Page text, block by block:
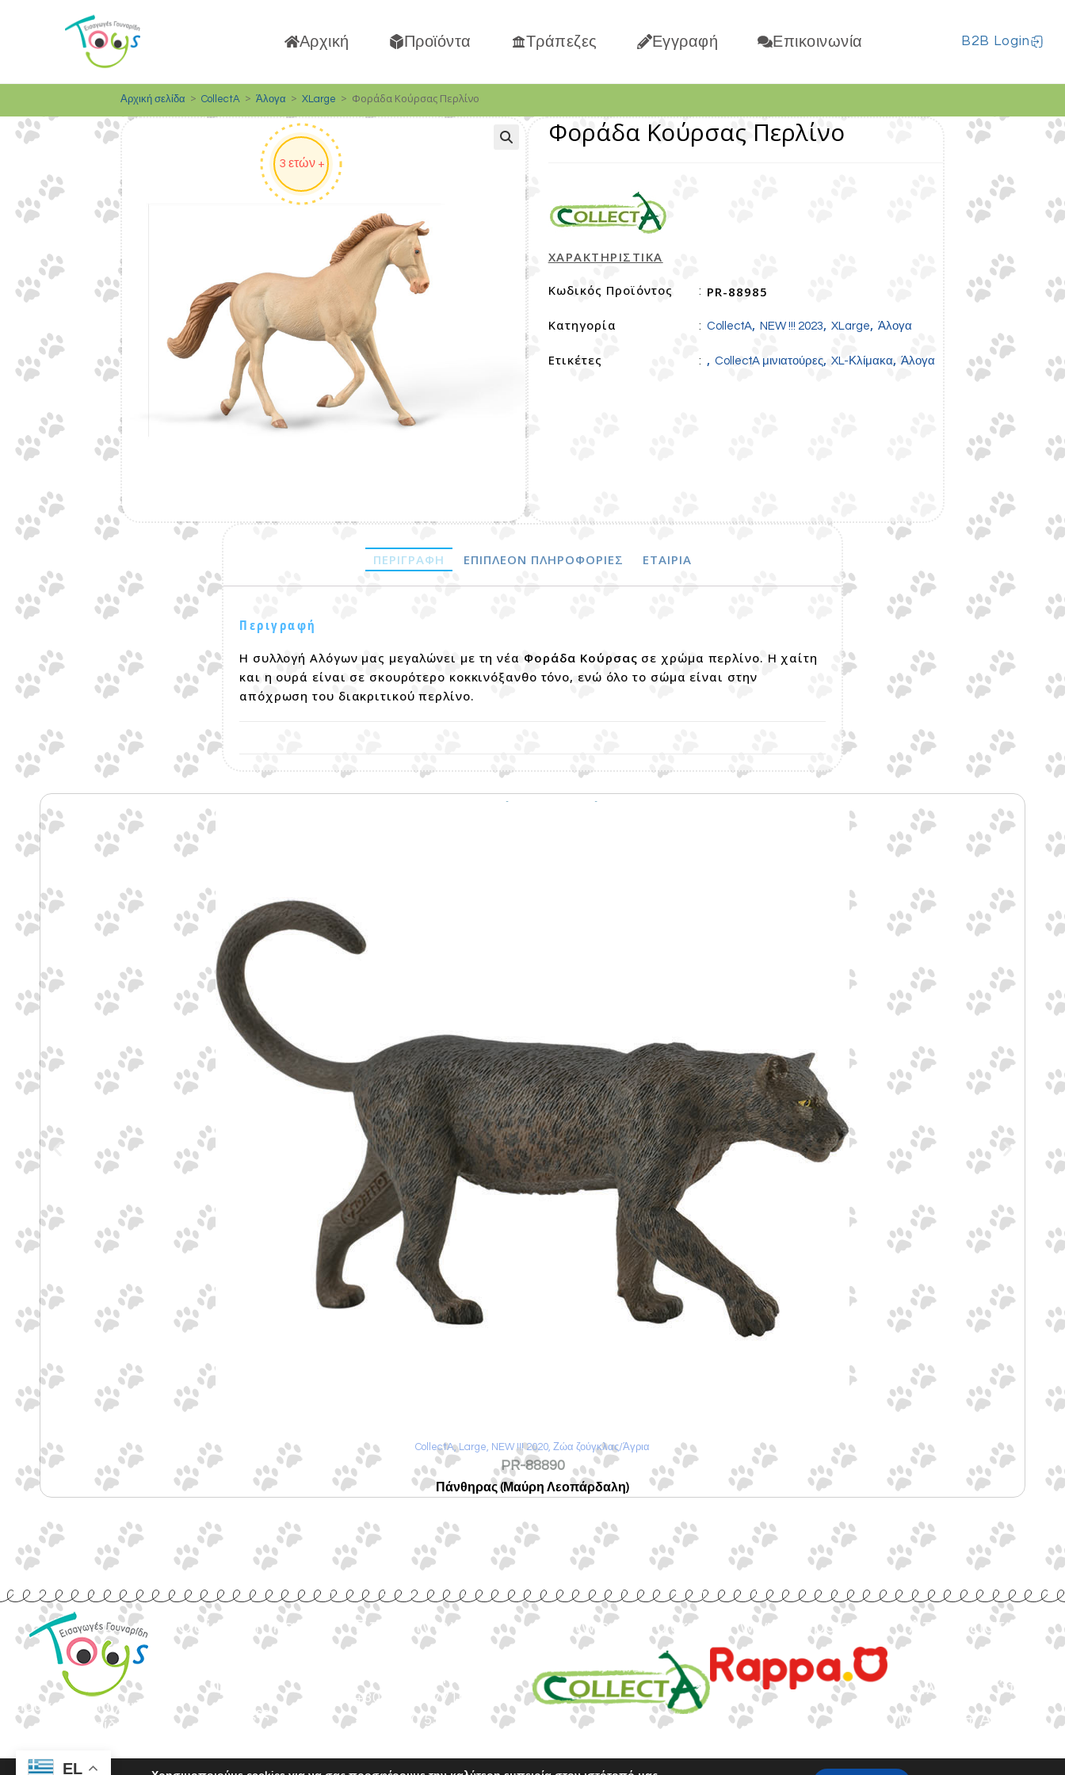
Αρχική Προϊόντα Τράπεζες Εγγραφή Επικοινωνία B2B Login
Αρχική σελίδα > CollectA > Άλογα > XLarge > Φοράδα Κούρσας Περλίνο
3 ετών +
Φοράδα Κούρσας Περλίνο
ΧΑΡΑΚΤΗΡΙΣΤΙΚΑ
Κωδικός Προϊόντος : PR-88985
Κατηγορία : CollectA, NEW !!! 2023, XLarge, Άλογα
Ετικέτες : , CollectA μινιατούρες, XL-Κλίμακα, Άλογα
ΠΕΡΙΓΡΑΦΉ ΕΠΙΠΛΈΟΝ ΠΛΗΡΟΦΟΡΊΕΣ ΕΤΑΙΡΊΑ
Περιγραφή
Η συλλογή Αλόγων μας μεγαλώνει με τη νέα Φοράδα Κούρσας σε χρώμα περλίνο. Η χαίτη
και η ουρά είναι σε σκουρότερο κοκκινόξανθο τόνο, ενώ όλο το σώμα είναι στην
απόχρωση του διακριτικού περλίνο.
CollectA,Large NEW !!! 2020 Ζώα ζούγκλας/Άγρια
PR-88890
Πάνθηρας (Μαύρη Λεοπάρδαλη)
Εισαγωγές Παιχνιδιών
Γουναρίδη
Quick Links
Προϊόντα
Τράπεζες
Επικοινωνία
Ιωνος Δραγούμη 14
+30 2310 277104
+30 2310 551560
www.collecta.gr www.rappa.gr
Αποκλειστικός
Ελλάδα, Κύπρο,
Μάλτα & Αλβανία
EL